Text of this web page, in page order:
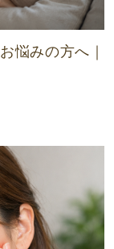
悩みの方へ｜